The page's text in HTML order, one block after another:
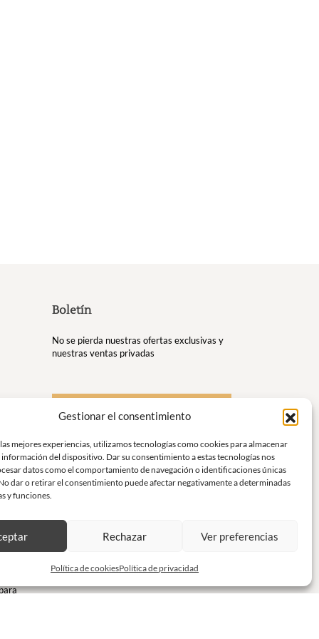
Gestionar el consentimiento
mejores experiencias, utilizamos tecnologías como cookies para almacenar
información del dispositivo. Dar su consentimiento a estas tecnologías nos
datos como el comportamiento de navegación o identificaciones únicas
dar o retirar el consentimiento puede afectar negativamente a determinadas
y funciones.
Rechazar Ver preferencias
Política de cookiesPolítica de privacidad
y
y
Boletín
No se pierda nuestras ofertas exclusivas y
nuestras ventas privadas
S'inscrire à la newsletter